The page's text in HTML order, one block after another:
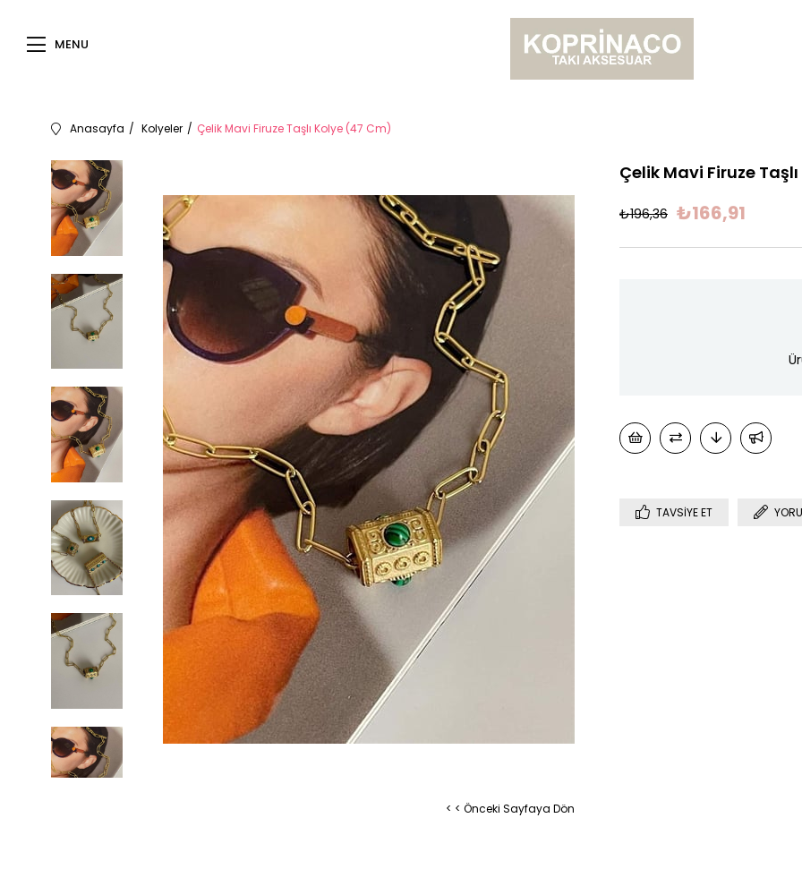
MENU
Anasayfa Kolyeler Çelik Mavi Firuze Taşlı Kolye (47 Cm)
< < Önceki Sayfaya Dön
Çelik Mavi Firuze
₺196,36 ₺166,91
TAVSIYE ET